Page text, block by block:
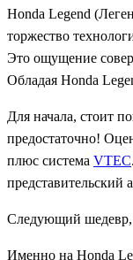
Honda Legend
торжество
Это ощущение
Обладая Honda
Для начала, стоит
предостаточно!
плюс система VTEC
представительский
Следующий шедевр,
Именно на Honda